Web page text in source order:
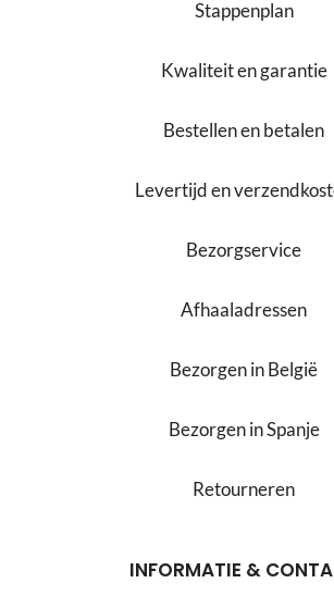
Stappenplan
Kwaliteit en garantie
Bestellen en betalen
Levertijd en
Bezorgservice
Afhaaladressen
Bezorgen in België
Bezorgen in Spanje
Retourneren
INFORMATIE &